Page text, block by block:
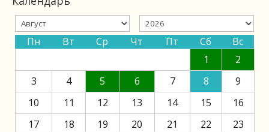
Пн Вт Ср Чт Пт Сб
Вс
1
2
3
4 5 6 7 8
9
10
11 12 13 14 15
16
17
18 19 20 21 22
23